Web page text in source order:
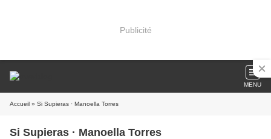
Publicité
MENU
Accueil » Si Supieras · Manoella Torres
Si Supieras · Manoella Torres